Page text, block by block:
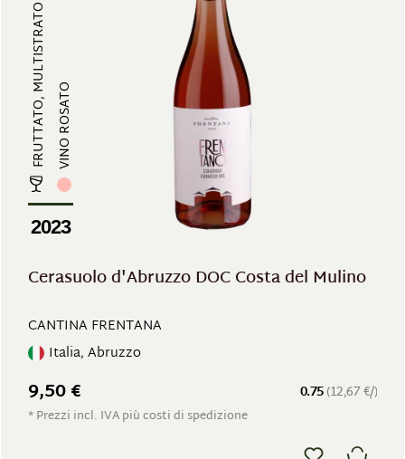
FRUTTATO, MULTISTRATOVINO ROSATO
2023
Cerasuolo d'Abruzzo DOC Costa del Mulino
CANTINA FRENTANA
Italia, Abruzzo
0.75(12,67 €/)
9,50 €
* Prezzi incl. IVA più costi di spedizione